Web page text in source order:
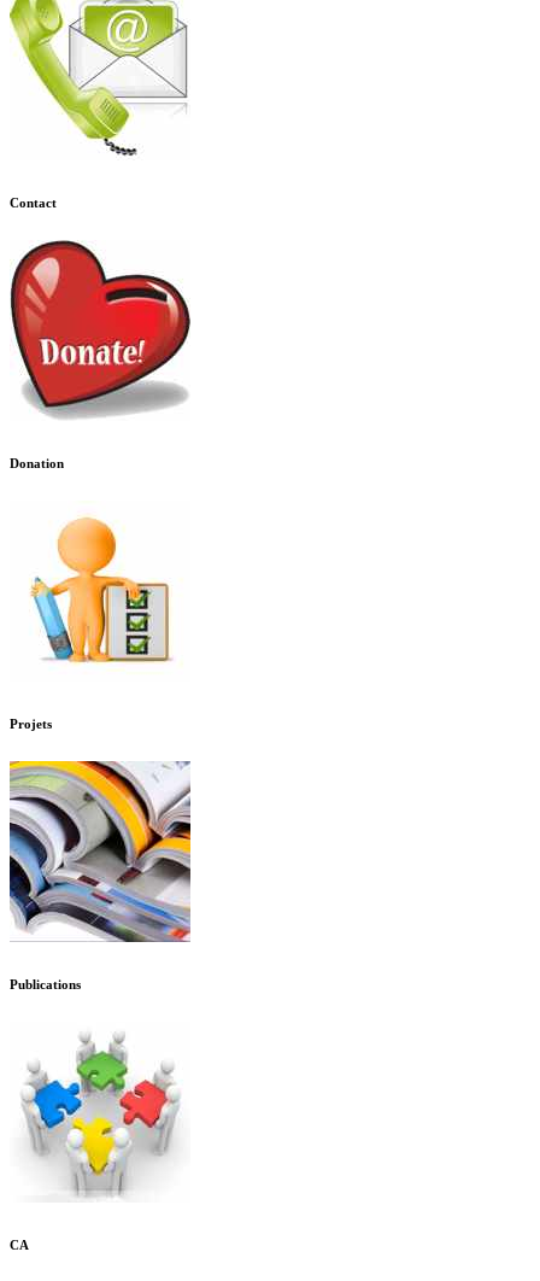
Contact
Donation
Projets
Publications
CA